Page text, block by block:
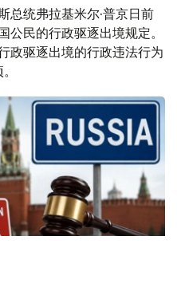
总统弗拉基米尔·普京日前
民的行政驱逐出境规定。
政驱逐出境的行政违法行为